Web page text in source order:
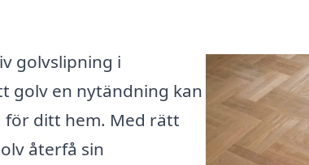
golvslipning i
golv en nytändning kan
för ditt hem. Med rätt
återfå sin